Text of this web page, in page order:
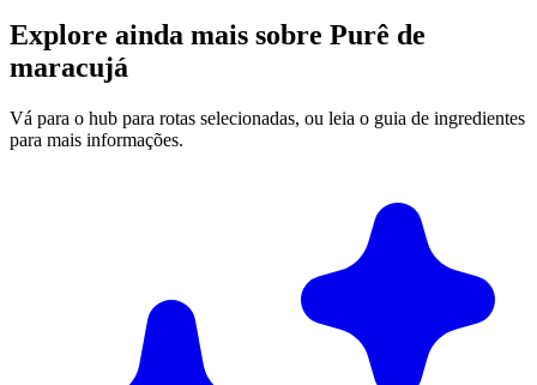
Explore ainda mais sobre Purê de
maracujá
Vá para o hub para rotas selecionadas, ou leia o guia de ingredientes
para mais informações.